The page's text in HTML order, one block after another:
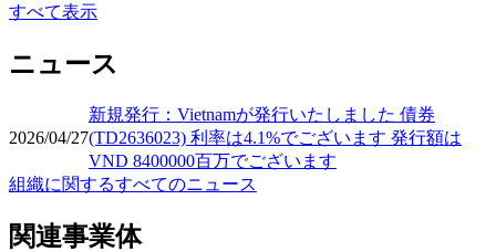
すべて表示
ニュース
2026/04/27
新規発行：Vietnamが発行いたしました 債券
(TD2636023) 利率は4.1%でございます 発行額は
VND 8400000百万でございます
組織に関するすべてのニュース
関連事業体